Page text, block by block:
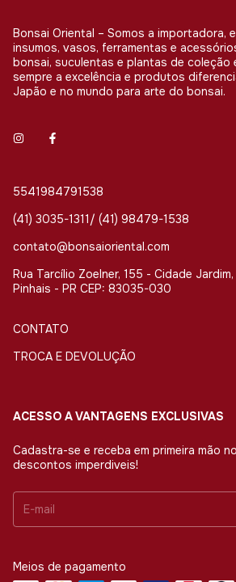
Bonsai Oriental – Somos a importadora,
insumos, vasos, ferramentas e
bonsai, suculentas e plantas de coleção
sempre a excelência e produtos
Japão e no mundo para arte do bonsai.
5541984791538
(41) 3035-1311/ (41) 98479-1538
contato@bonsaioriental.com
Rua Tarcílio Zoelner, 155 - Cidade
Pinhais - PR CEP: 83035-030
CONTATO
TROCA E DEVOLUÇÃO
ACESSO A VANTAGENS EXCLUSIVAS
Cadastra-se e receba em primeira mão
descontos imperdiveis!
Meios de pagamento